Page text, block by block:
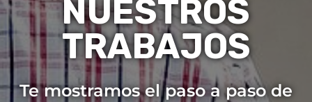
NUESTROS
TRABAJOS
Te mostramos el paso a paso de